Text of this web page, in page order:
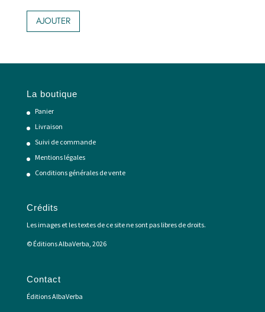
AJOUTER
La boutique
Panier
Livraison
Suivi de commande
Mentions légales
Conditions générales de vente
Crédits
Les images et les textes de ce site ne sont pas libres de droits.
© Éditions AlbaVerba, 2026
Contact
Éditions AlbaVerba